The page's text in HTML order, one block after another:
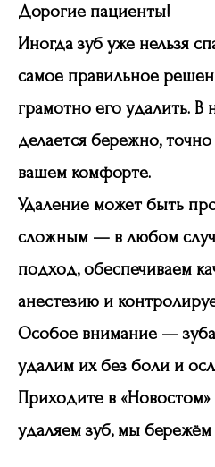
Дорогие пациенты!
Иногда зуб уже нельзя
самое правильное
грамотно его удалить. В
делается бережно,
вашем комфорте.
Удаление может быть
сложным — в любом
подход, обеспечиваем
анестезию и
Особое внимание —
удалим их без боли и
Приходите в
удаляем зуб, мы